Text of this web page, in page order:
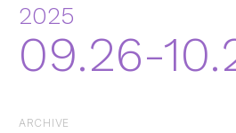
2025
09.26-
ARCHIVE